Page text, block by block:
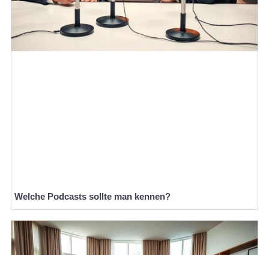
Welche Podcasts sollte man kennen?